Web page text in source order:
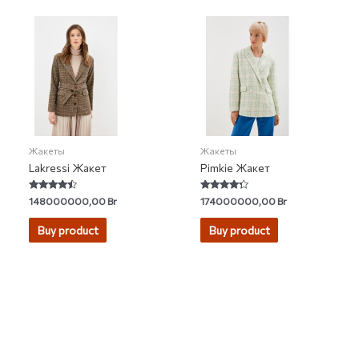
Жакеты
Lakressi Жакет
Rated
4.20
out of 5
148000000,00Br
Buy product
Жакеты
Pimkie Жакет
Rated
4.11
out of 5
174000000,00Br
Buy product